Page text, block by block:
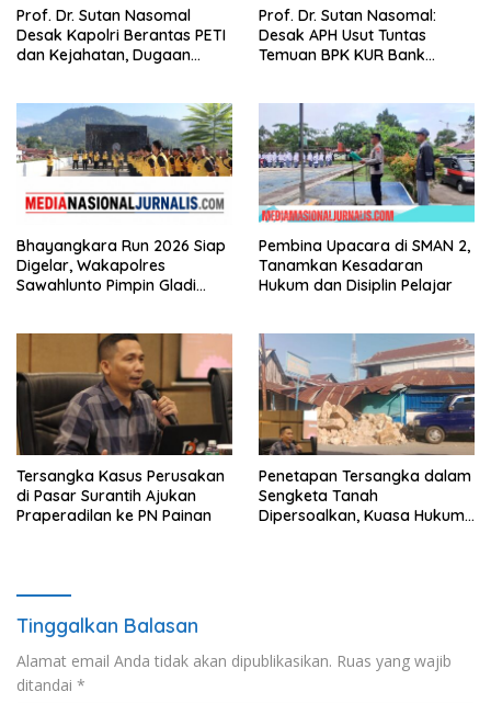
Prof. Dr. Sutan Nasomal
Desak Kapolri Berantas PETI
dan Kejahatan, Dugaan
Prof. Dr. Sutan Nasomal:
Desak APH Usut Tuntas
Temuan BPK KUR Bank
Bhayangkara Run 2026 Siap
Digelar, Wakapolres
Sawahlunto Pimpin Gladi
Pembina Upacara di SMAN 2,
Tanamkan Kesadaran
Hukum dan Disiplin Pelajar
Tersangka Kasus Perusakan
di Pasar Surantih Ajukan
Praperadilan ke PN Painan
Penetapan Tersangka dalam
Sengketa Tanah
Dipersoalkan, Kuasa Hukum
Tinggalkan Balasan
Alamat email Anda tidak akan dipublikasikan. Ruas yang wajib
ditandai *